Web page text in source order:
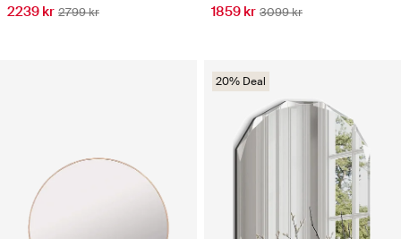
2239 kr 2799 kr 1859 kr 3099 kr
20% Deal